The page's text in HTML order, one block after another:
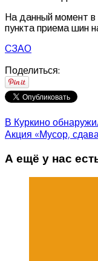
На данный момент
пункта приема шин
СЗАО
Поделиться:
В Куркино
Акция «Мусор,
А ещё у нас